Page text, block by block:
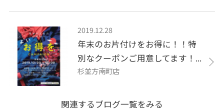
2019.12.28
年末のお片付けをお得に！！特
別なクーポンご用意してます！...
杉並方南町店
関連するブログ一覧をみる